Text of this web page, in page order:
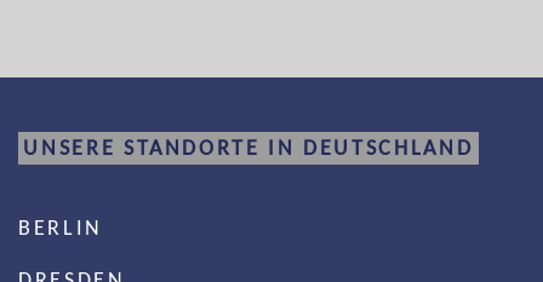
UNSERE STANDORTE IN DEUTSCHLAND
BERLIN